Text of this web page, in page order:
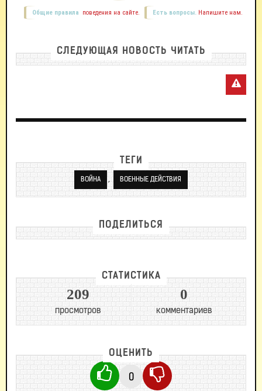
Есть вопросы. Напишите нам.
Общие правила поведения на сайте.
СЛЕДУЮЩАЯ НОВОСТЬ ЧИТАТЬ
ТЕГИ
ВОЙНА , ВОЕННЫЕ ДЕЙСТВИЯ
ПОДЕЛИТЬСЯ
СТАТИСТИКА
209
просмотров
0
комментариев
ОЦЕНИТЬ
0